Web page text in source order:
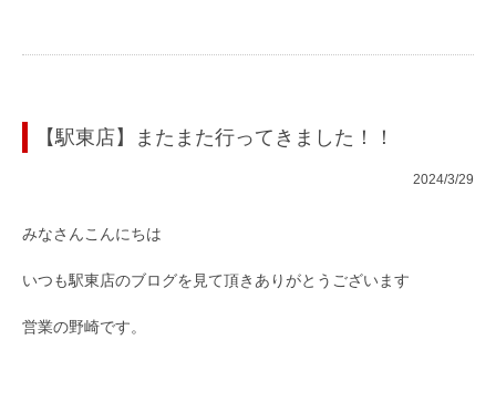
【駅東店】またまた行ってきました！！
2024/3/29
みなさんこんにちは
いつも駅東店のブログを見て頂きありがとうございます
営業の野崎です。